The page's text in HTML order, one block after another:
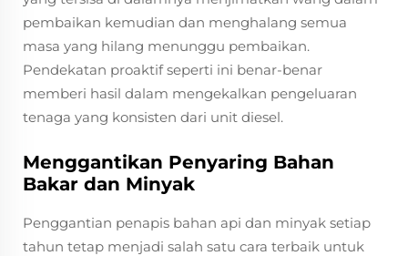
pembaikan kemudian dan menghalang semua
masa yang hilang menunggu pembaikan.
Pendekatan proaktif seperti ini benar-benar
memberi hasil dalam mengekalkan pengeluaran
tenaga yang konsisten dari unit diesel.
Menggantikan Penyaring Bahan
Bakar dan Minyak
Penggantian penapis bahan api dan minyak setiap
tahun tetap menjadi salah satu cara terbaik untuk